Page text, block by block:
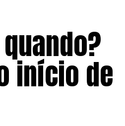
início de